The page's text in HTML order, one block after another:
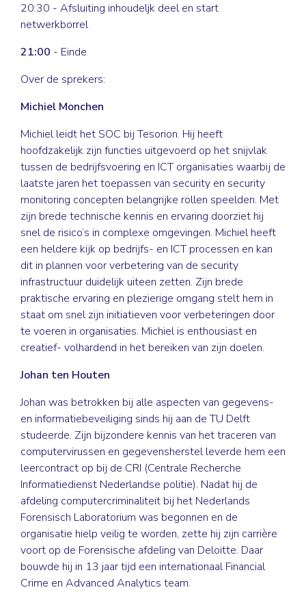
20:30 - Afsluiting inhoudeljk deel en start
netwerkborrel
21:00 - Einde
Over de sprekers:
Michiel Monchen
Michiel leidt het SOC bij Tesorion. Hij heeft
hoofdzakelijk zijn functies uitgevoerd op het snijvlak
tussen de bedrijfsvoering en ICT organisaties waarbij de
laatste jaren het toepassen van security en security
monitoring concepten belangrijke rollen speelden. Met
zijn brede technische kennis en ervaring doorziet hij
snel de risico’s in complexe omgevingen. Michiel heeft
een heldere kijk op bedrijfs- en ICT processen en kan
dit in plannen voor verbetering van de security
infrastructuur duidelijk uiteen zetten. Zijn brede
praktische ervaring en plezierige omgang stelt hem in
staat om snel zijn initiatieven voor verbeteringen door
te voeren in organisaties. Michiel is enthousiast en
creatief- volhardend in het bereiken van zijn doelen.
Johan ten Houten
Johan was betrokken bij alle aspecten van gegevens-
en informatiebeveiliging sinds hij aan de TU Delft
studeerde. Zijn bijzondere kennis van het traceren van
computervirussen en gegevensherstel leverde hem een
leercontract op bij de CRI (Centrale Recherche
Informatiedienst Nederlandse politie). Nadat hij de
afdeling computercriminaliteit bij het Nederlands
Forensisch Laboratorium was begonnen en de
organisatie hielp veilig te worden, zette hij zijn carrière
voort op de Forensische afdeling van Deloitte. Daar
bouwde hij in 13 jaar tijd een internationaal Financial
Crime en Advanced Analytics team.